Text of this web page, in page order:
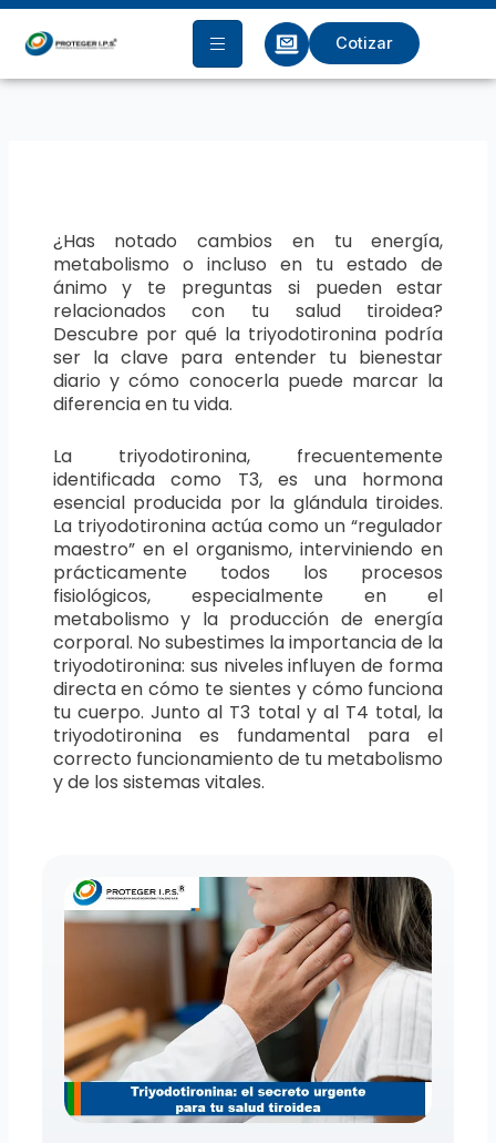
Ir
contenido
Cotizar
¿Has notado cambios en tu energía,
metabolismo o incluso en tu estado de
ánimo y te preguntas si pueden estar
relacionados con tu salud tiroidea?
Descubre por qué la triyodotironina podría
ser la clave para entender tu bienestar
diario y cómo conocerla puede marcar la
diferencia en tu vida.
La triyodotironina, frecuentemente
identificada como T3, es una hormona
esencial producida por la glándula tiroides.
La triyodotironina actúa como un “regulador
maestro” en el organismo, interviniendo en
prácticamente todos los procesos
fisiológicos, especialmente en el
metabolismo y la producción de energía
corporal. No subestimes la importancia de la
triyodotironina: sus niveles influyen de forma
directa en cómo te sientes y cómo funciona
tu cuerpo. Junto al T3 total y al T4 total, la
triyodotironina es fundamental para el
correcto funcionamiento de tu metabolismo
y de los sistemas vitales.